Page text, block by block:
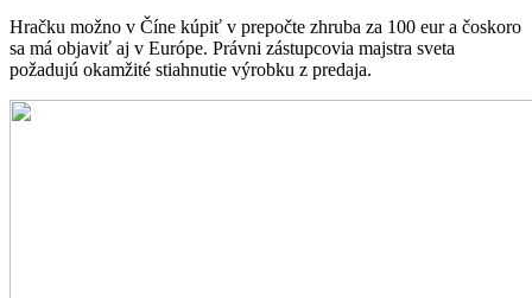
Hračku možno v Číne kúpiť v prepočte zhruba za 100 eur a čoskoro
sa má objaviť aj v Európe. Právni zástupcovia majstra sveta
požadujú okamžité stiahnutie výrobku z predaja.